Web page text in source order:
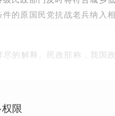
的原国民党抗战老兵纳入
的解释。民政部称，我国
限